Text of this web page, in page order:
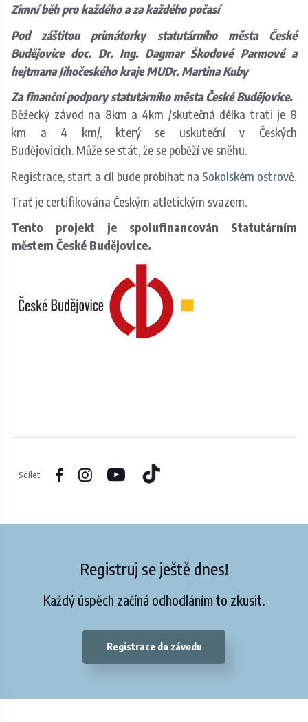
Zimní běh pro každého a za každého počasí
Pod záštitou primátorky statutárního města České
Budějovice doc. Dr. Ing. Dagmar Škodové Parmové a
hejtmana Jihočeského kraje MUDr. Martina Kuby
Za finanční podpory statutárního města České Budějovice.
Běžecký závod na 8km a 4km /skutečná délka trati je 8
km a 4 km/, který se uskuteční v Českých
Budějovicích. Může se stát, že se poběží ve sněhu.
Registrace, start a cíl bude probíhat na Sokolském ostrově.
Trať je certifikována Českým atletickým svazem.
Tento projekt je spolufinancován Statutárním
městem České Budějovice.
Sdílet
Registruj se ještě dnes!
Každý úspěch začíná odhodláním to zkusit.
Registrace do závodu